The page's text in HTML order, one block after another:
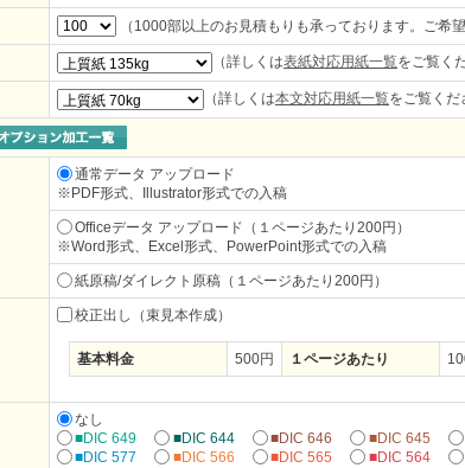
（1000部以上のお見積もりも承っております。ご希
（詳しくは表紙対応用紙一覧をご覧く
（詳しくは本文対応用紙一覧をご覧くだ
通常データ アップロード
※PDF形式、Illustrator形式での入稿
Officeデータ アップロード（１ページあたり200円）
※Word形式、Excel形式、PowerPoint形式での入稿
紙原稿/ダイレクト原稿（１ページあたり200円）
校正出し（束見本作成）
基本料金 500円 １ページあたり
なし
■DIC 649
■DIC 644 ■DIC 646
■DIC 645
■DIC 577
■DIC 566 ■DIC 565 ■DIC 564